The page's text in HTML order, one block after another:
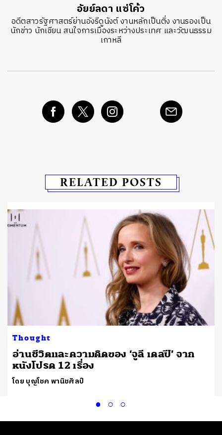
อัยย์ลดา แซ่โค้ว
อดีตสาวรัฐศาสตร์ย่านอังรีดูนังต์ งานหลักเป็นติ่ง งานรองเป็น
นักข่าว นักเขียน สนใจการเมืองระหว่างประเทศ และวัฒนธรรม
เกาหลี
RELATED POSTS
Thought
อ่านชีวิตและความคิดของ ‘จูลี เดลปี’ จาก
หนังโปรด 12 เรื่อง
โดย บุญโชค พานิชศิลป์